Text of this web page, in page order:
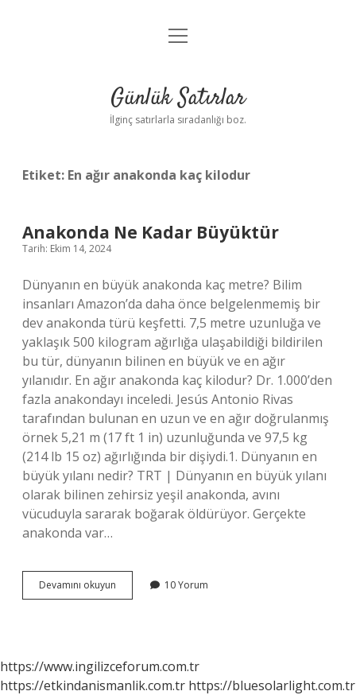
Anasayfa
Yasal Uyarı
menüyü
Günlük Satırlar
İlginç satırlarla sıradanlığı boz.
Etiket: En ağır anakonda kaç kilodur
Anakonda Ne Kadar Büyüktür
Tarih: Ekim 14, 2024
Dünyanın en büyük anakonda kaç metre? Bilim
insanları Amazon’da daha önce belgelenmemiş bir
dev anakonda türü keşfetti. 7,5 metre uzunluğa ve
yaklaşık 500 kilogram ağırlığa ulaşabildiği bildirilen
bu tür, dünyanın bilinen en büyük ve en ağır
yılanıdır. En ağır anakonda kaç kilodur? Dr. 1.000’den
fazla anakondayı inceledi. Jesús Antonio Rivas
tarafından bulunan en uzun ve en ağır doğrulanmış
örnek 5,21 m (17 ft 1 in) uzunluğunda ve 97,5 kg
(214 lb 15 oz) ağırlığında bir dişiydi.1. Dünyanın en
büyük yılanı nedir? TRT | Dünyanın en büyük yılanı
olarak bilinen zehirsiz yeşil anakonda, avını
vücuduyla sararak boğarak öldürüyor. Gerçekte
anakonda var…
Devamını okuyun Anakonda
Ne
10 Yorum
https://www.ingilizceforum.com.tr
https://etkindanismanlik.com.tr https://bluesolarlight.com.tr